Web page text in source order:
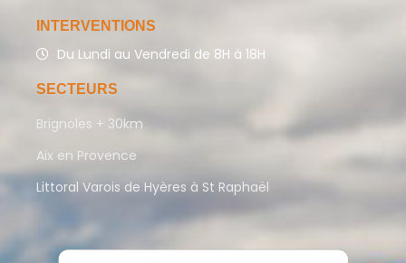
INTERVENTIONS
Du Lundi au Vendredi de 8H à 18H
SECTEURS
Brignoles + 30km
Aix en Provence
Littoral Varois de Hyères à St Raphaël